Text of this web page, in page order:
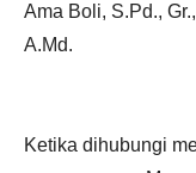
Ama Boli, S.Pd.,
A.Md.
Ketika dihubungi